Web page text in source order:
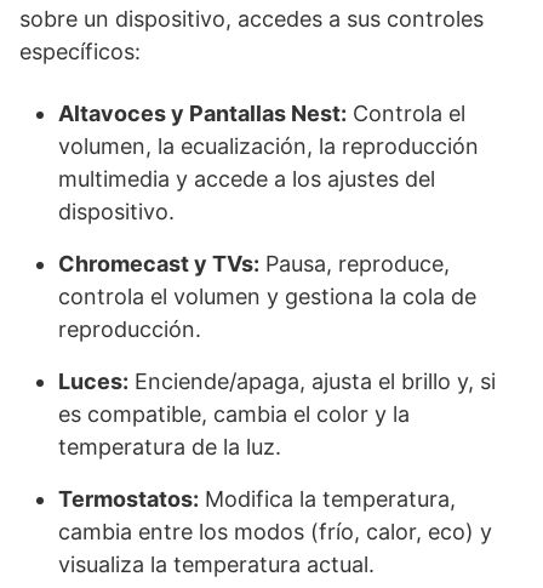
sobre un dispositivo, accedes a sus controles
específicos:
Altavoces y Pantallas Nest: Controla el
volumen, la ecualización, la reproducción
multimedia y accede a los ajustes del
dispositivo.
Chromecast y TVs: Pausa, reproduce,
controla el volumen y gestiona la cola de
reproducción.
Luces: Enciende/apaga, ajusta el brillo y, si
es compatible, cambia el color y la
temperatura de la luz.
Termostatos: Modifica la temperatura,
cambia entre los modos (frío, calor, eco) y
visualiza la temperatura actual.